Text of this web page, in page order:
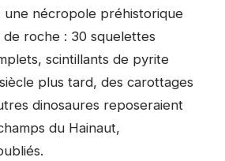
une nécropole préhistorique
roche : 30 squelettes
scintillants de pyrite
plus tard, des carottages
dinosaures reposeraient
du Hainaut,